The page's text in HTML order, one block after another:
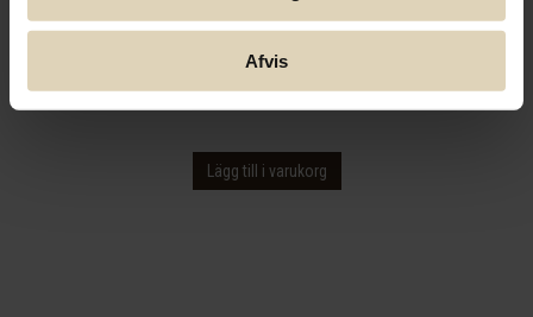
Afvis
Felco 600 grensåg hopfällbar
361,82SEK
Lägg till i varukorg